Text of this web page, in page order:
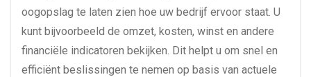
oogopslag te laten zien hoe uw bedrijf ervoor staat. U
kunt bijvoorbeeld de omzet, kosten, winst en andere
financiële indicatoren bekijken. Dit helpt u om snel en
efficiënt beslissingen te nemen op basis van actuele